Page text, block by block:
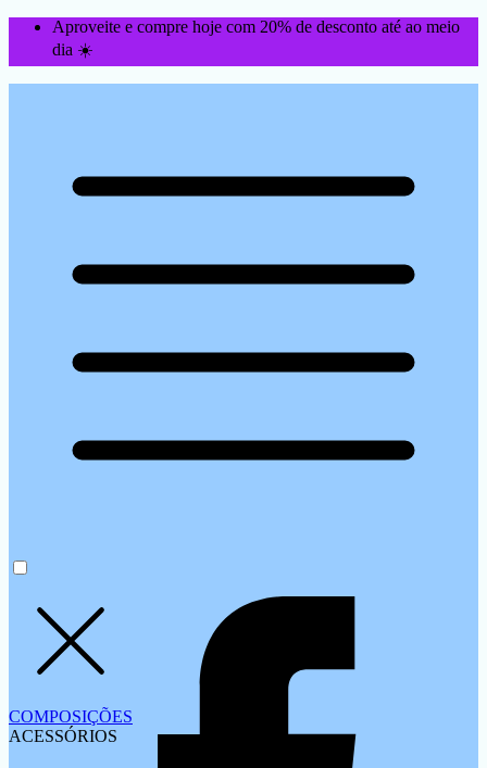
Aproveite e compre hoje com 20% de desconto até ao meio
dia ☀️
COMPOSIÇÕES
ACESSÓRIOS